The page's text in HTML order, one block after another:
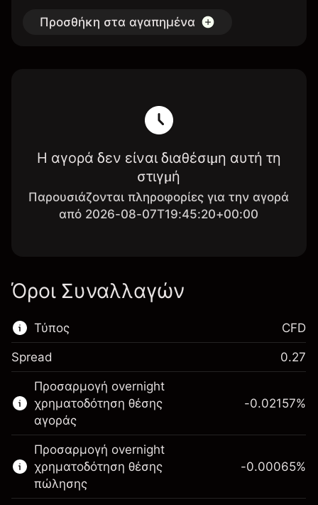
Προσθήκη στα αγαπημένα
Η αγορά δεν είναι διαθέσιμη αυτή τη
στιγμή
Παρουσιάζονται πληροφορίες για την αγορά
από 2026-08-07T19:45:20+00:00
Όροι Συναλλαγών
Τύπος
Αυτή η χρηματοπιστωτική αγορά είναι
διαθέσιμη για διαπραγμάτευση CFD.
Μάθετε περισσότερα σχετικά με:
CFDs
CFD
Spread 0.27
Προσαρμογή overnight
χρηματοδότηση θέσης
αγοράς
-0.02157%
Προσαρμογή overnight
χρηματοδότηση θέσης
πώλησης
-0.00065%